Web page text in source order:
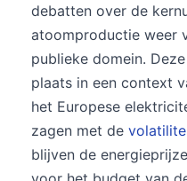
debatten over de
atoomproductie weer
publieke domein.
plaats in een context
het Europese
zagen met de
blijven de